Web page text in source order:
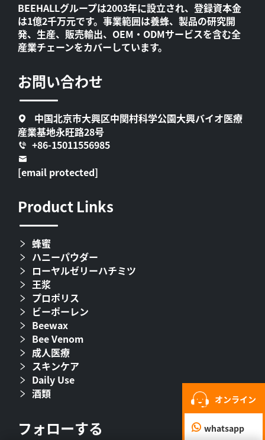
オンライン
whatsapp
BEEHALLグループは2003年に設立され、登録資本金
は1億2千万元です。事業範囲は養蜂、製品の研究開
発、生産、販売輸出、OEM・ODMサービスを含む全
産業チェーンをカバーしています。
お問い合わせ
中国北京市大興区中関村科学公園大興バイオ医療
産業基地永旺路28号
+86-15011556985
[email protected]
Product Links
蜂蜜
ハニーパウダー
ローヤルゼリーハチミツ
王浆
プロポリス
ビーポーレン
Beewax
Bee Venom
成人医療
スキンケア
Daily Use
酒類
フォローする